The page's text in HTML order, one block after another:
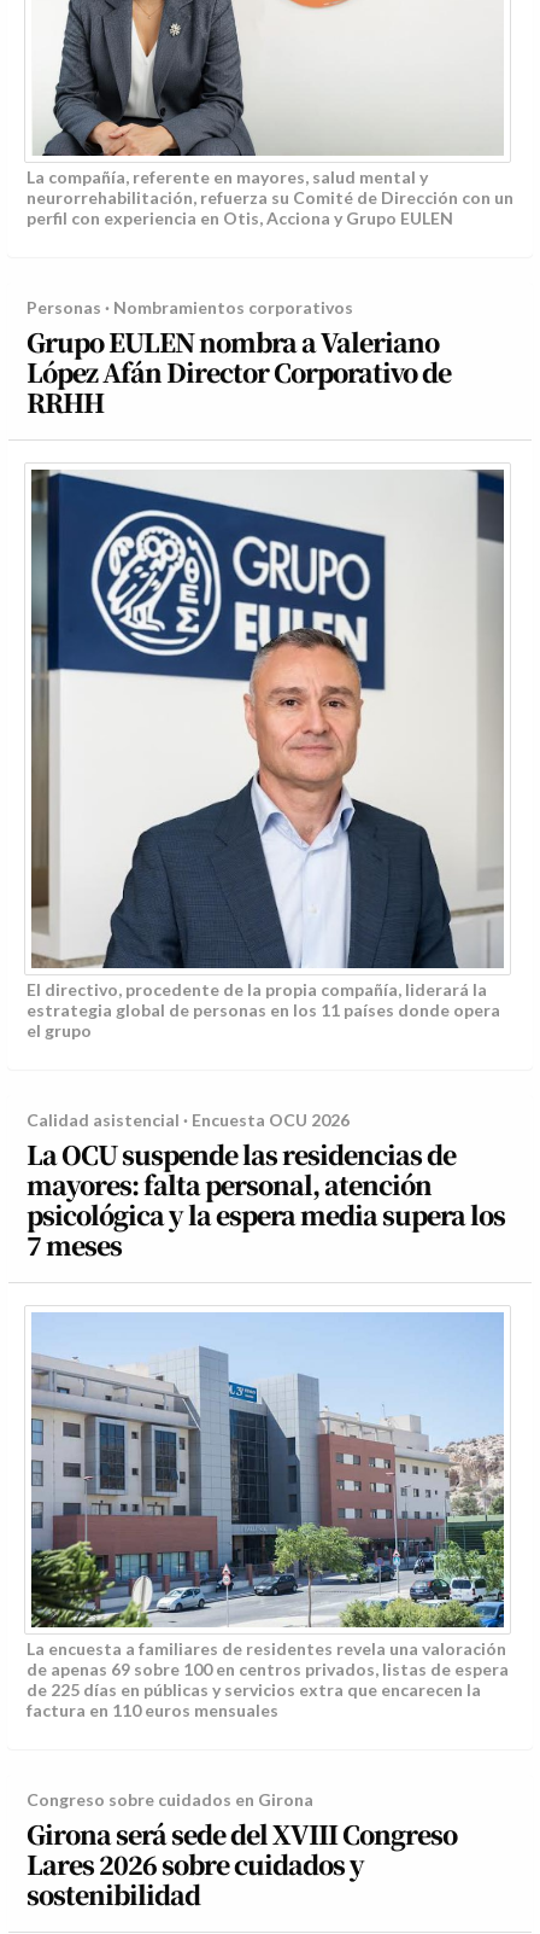
La compañía, referente en mayores, salud mental y
neurorrehabilitación, refuerza su Comité de Dirección con un
perfil con experiencia en Otis, Acciona y Grupo EULEN
Personas · Nombramientos corporativos
Grupo EULEN nombra a Valeriano
López Afán Director Corporativo de
RRHH
El directivo, procedente de la propia compañía, liderará la
estrategia global de personas en los 11 países donde opera
el grupo
Calidad asistencial · Encuesta OCU 2026
La OCU suspende las residencias de
mayores: falta personal, atención
psicológica y la espera media supera los
7 meses
La encuesta a familiares de residentes revela una valoración
de apenas 69 sobre 100 en centros privados, listas de espera
de 225 días en públicas y servicios extra que encarecen la
factura en 110 euros mensuales
Congreso sobre cuidados en Girona
Girona será sede del XVIII Congreso
Lares 2026 sobre cuidados y
sostenibilidad